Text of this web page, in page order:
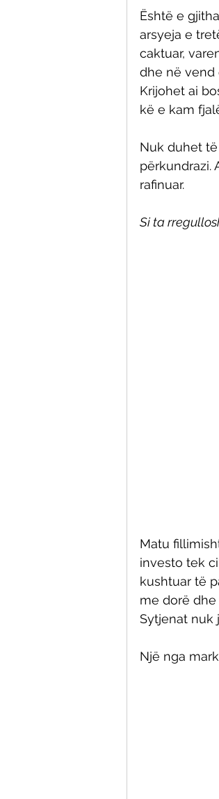
Është e
arsyeja e
caktuar,
dhe në vend
Krijohet ai
kë e kam
Nuk duhet
përkundrazi.
rafinuar.
Si ta
Matu
investo tek
kushtuar të
me dorë dhe
Sytjenat nuk
Një nga